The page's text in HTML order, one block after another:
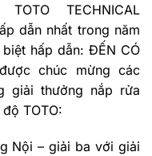
TECHNICAL
dẫn nhất trong năm
hấp dẫn: ĐẾN CÓ
chúc mừng các
giải thưởng nắp rửa
TOTO:
Nội – giải ba với giải